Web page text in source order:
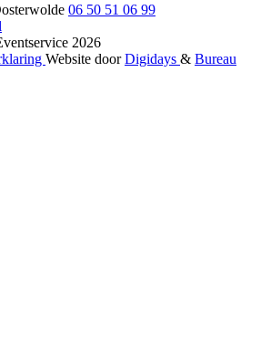
06 50 51 06 99
2026
Website doorDigidays & Bureau